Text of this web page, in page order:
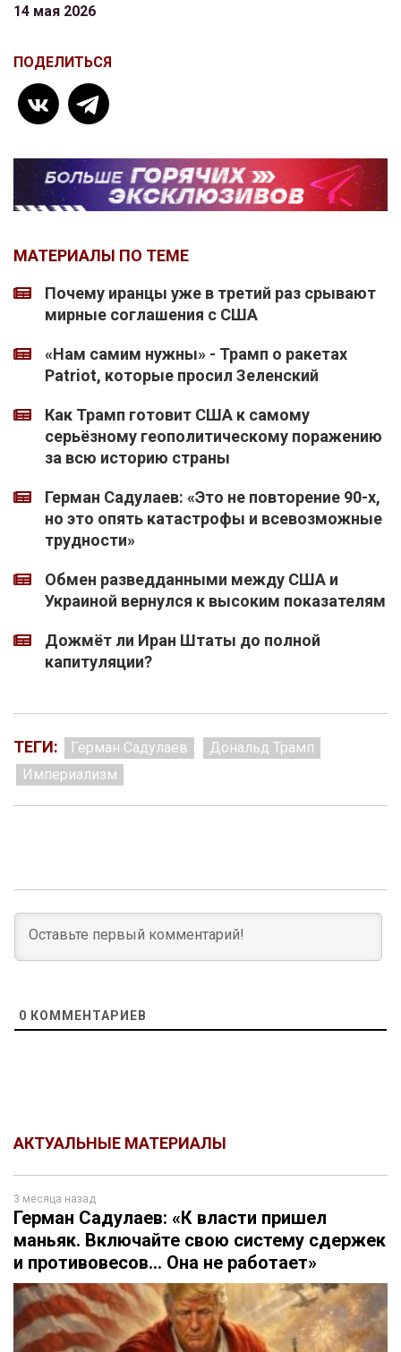
14 мая 2026
ПОДЕЛИТЬСЯ
МАТЕРИАЛЫ ПО ТЕМЕ
Почему иранцы уже в третий раз срывают
мирные соглашения с США
«Нам самим нужны» - Трамп о ракетах
Patriot, которые просил Зеленский
Как Трамп готовит США к самому
серьёзному геополитическому поражению
за всю историю страны
Герман Садулаев: «Это не повторение 90-х,
но это опять катастрофы и всевозможные
трудности»
Обмен разведданными между США и
Украиной вернулся к высоким показателям
Дожмёт ли Иран Штаты до полной
капитуляции?
ТЕГИ: Герман Садулаев
Дональд Трамп
Империализм
0 КОММЕНТАРИЕВ
АКТУАЛЬНЫЕ МАТЕРИАЛЫ
3 месяца назад
Герман Садулаев: «К власти пришел
маньяк. Включайте свою систему сдержек
и противовесов… Она не работает»